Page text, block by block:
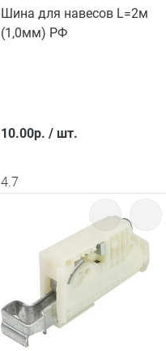
Шина для навесов L=2м
(1,0мм) РФ
10.00р. / шт.
4.7